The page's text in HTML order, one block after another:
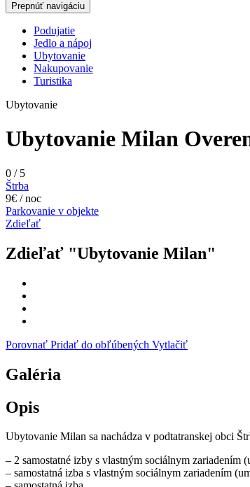
Prepnúť navigáciu
Podujatie
Jedlo a nápoj
Ubytovanie
Nakupovanie
Turistika
Ubytovanie
Ubytovanie Milan
0 /5
Štrba
9€ / noc
Parkovanie v objekte
Zdieľať
Zdieľať "Ubytovanie Milan"
Porovnať Pridať do obľúbených Vytlačiť
Galéria
Opis
Ubytovanie Milan sa nachádza v podtatranskej obci
– 2 samostatné izby s vlastným sociálnym zariadením
– samostatná izba s vlastným sociálnym zariadením